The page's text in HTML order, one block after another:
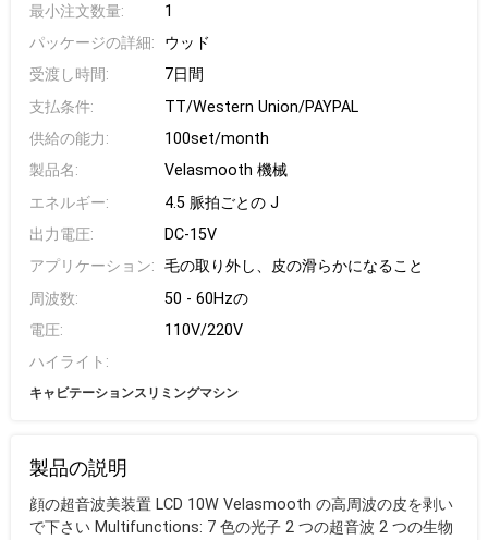
最小注文数量:
1
パッケージの詳細:
ウッド
受渡し時間:
7日間
支払条件:
TT/Western Union/PAYPAL
供給の能力:
100set/month
製品名:
Velasmooth 機械
エネルギー:
4.5 脈拍ごとの J
出力電圧:
DC-15V
アプリケーション: 毛の取り外し、皮の滑らかになること
周波数:
50 - 60Hzの
電圧:
110V/220V
ハイライト:
キャビテーションスリミングマシン
製品の説明
顔の超音波美装置 LCD 10W Velasmooth の高周波の皮を剥い
で下さい Multifunctions: 7 色の光子 2 つの超音波 2 つの生物